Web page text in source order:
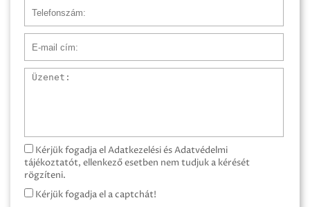
Üzenet
Kérjük fogadja el Adatkezelési és Adatvédelmi
tájékoztatót, ellenkező esetben nem tudjuk a kérését
rögzíteni.
Kérjük fogadja el a captchát!